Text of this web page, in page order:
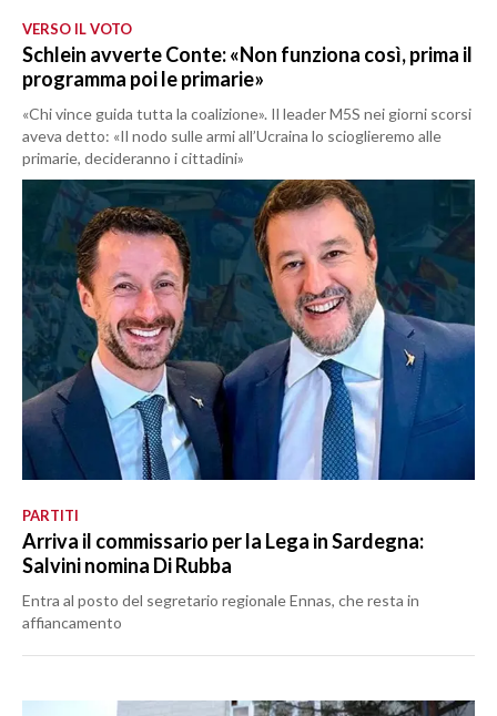
VERSO IL VOTO
Schlein avverte Conte: «Non funziona così, prima il
programma poi le primarie»
«Chi vince guida tutta la coalizione». Il leader M5S nei giorni scorsi
aveva detto: «Il nodo sulle armi all’Ucraina lo scioglieremo alle
primarie, decideranno i cittadini»
PARTITI
Arriva il commissario per la Lega in Sardegna:
Salvini nomina Di Rubba
Entra al posto del segretario regionale Ennas, che resta in
affiancamento